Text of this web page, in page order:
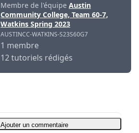
Membre de l'équipe Austin
Community College, Team 60-7,
Watkins Spring 2023
AUSTINCC-WATKINS-S23S60G7
1 membre
12 tutoriels rédigés
Ajouter un commentaire